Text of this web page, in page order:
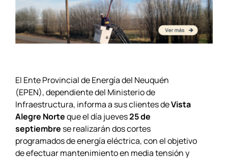
El Ente Provincial de Energía del Neuquén
(EPEN), dependiente del Ministerio de
Infraestructura, informa a sus clientes deVista
Alegre Norteque el día jueves25 de
septiembre se realizarán dos cortes
programados de energía eléctrica, con el objetivo
de efectuar mantenimiento en media tensión y